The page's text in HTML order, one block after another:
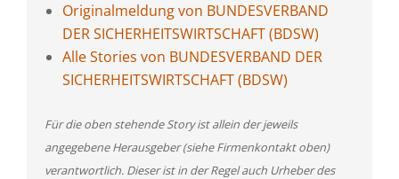
Originalmeldung von BUNDESVERBAND
DER SICHERHEITSWIRTSCHAFT (BDSW)
Alle Stories von BUNDESVERBAND DER
SICHERHEITSWIRTSCHAFT (BDSW)
Für die oben stehende Story ist allein der jeweils
angegebene Herausgeber (siehe Firmenkontakt oben)
verantwortlich. Dieser ist in der Regel auch Urheber des